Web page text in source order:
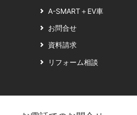
A-SMART＋EV車
お問合せ
資料請求
リフォーム相談